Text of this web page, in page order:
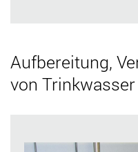
Aufbereitung,
von Trinkwasser